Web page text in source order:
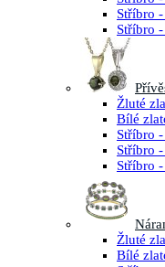
Stříbro
Stříbro
Žluté
Bílé
Stříbro
Stříbro
Stříbro
Žluté
Bílé